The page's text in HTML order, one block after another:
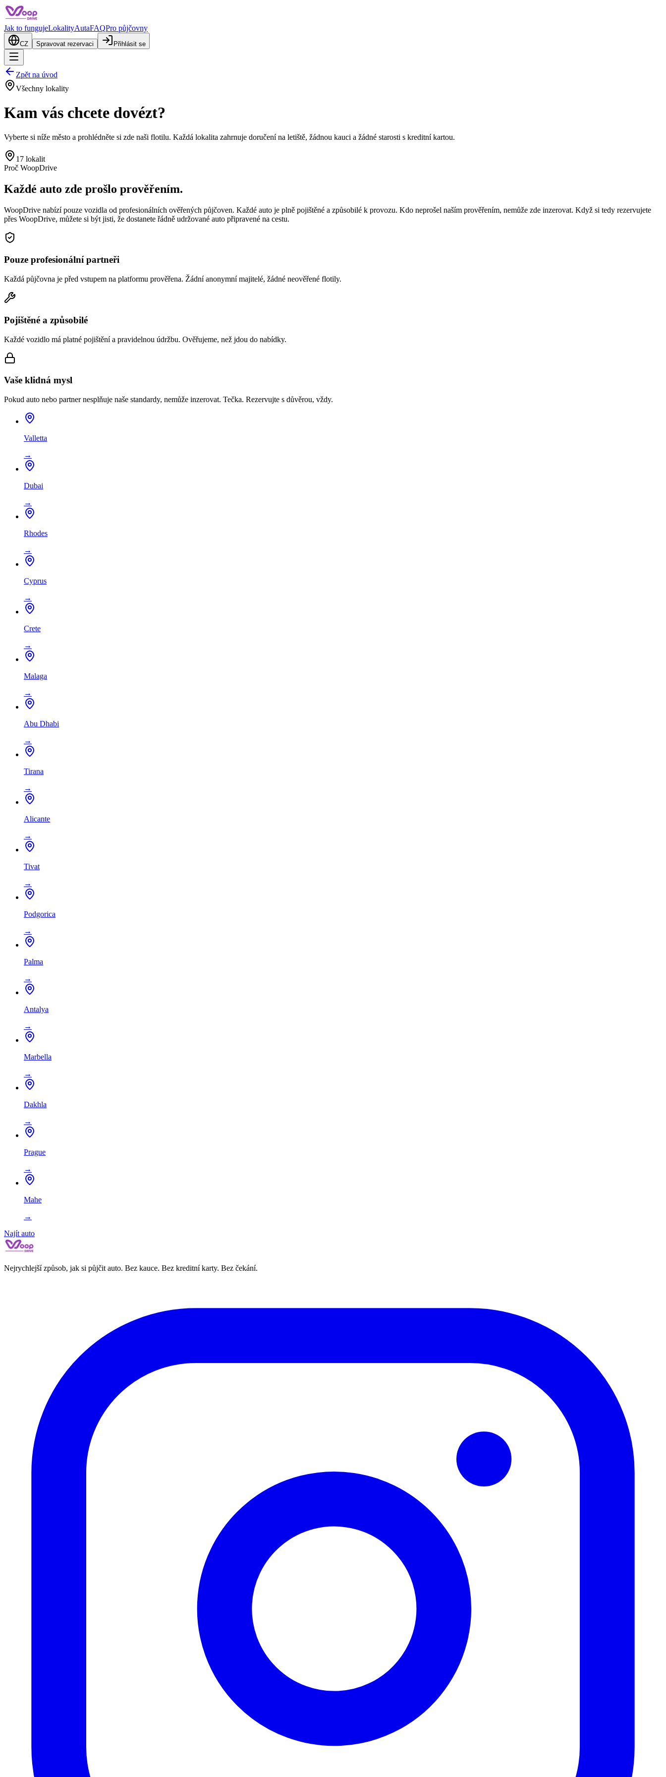
Jak to fungujeLokalityAutaFAQPro půjčovny
CZ Spravovat rezervaci Přihlásit se
Zpět na úvod
Všechny lokality
Kam vás chcete dovézt?
Vyberte si níže město a prohlédněte si zde naši flotilu. Každá lokalita zahrnuje doručení na letiště, žádnou kauci a žádné starosti s kreditní kartou.
17 lokalit
Proč WoopDrive
Každé auto zde prošlo prověřením.
WoopDrive nabízí pouze vozidla od profesionálních ověřených půjčoven. Každé auto je plně pojištěné a způsobilé k provozu. Kdo neprošel naším prověřením, nemůže zde inzerovat. Když si tedy rezervujete
přes WoopDrive, můžete si být jisti, že dostanete řádně udržované auto připravené na cestu.
Pouze profesionální partneři
Každá půjčovna je před vstupem na platformu prověřena. Žádní anonymní majitelé, žádné neověřené flotily.
Pojištěné a způsobilé
Každé vozidlo má platné pojištění a pravidelnou údržbu. Ověřujeme, než jdou do nabídky.
Vaše klidná mysl
Pokud auto nebo partner nesplňuje naše standardy, nemůže inzerovat. Tečka. Rezervujte s důvěrou, vždy.
Valletta
→
Dubai
→
Rhodes
→
Cyprus
→
Crete
→
Malaga
→
Abu Dhabi
→
Tirana
→
Alicante
→
Tivat
→
Podgorica
→
Palma
→
Antalya
→
Marbella
→
Dakhla
→
Prague
→
Mahe
→
Najít auto
Nejrychlejší způsob, jak si půjčit auto. Bez kauce. Bez kreditní karty. Bez čekání.